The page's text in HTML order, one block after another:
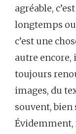
agréable,
longtemps
c’est une
autre encore,
toujours
images, du
souvent,
Évidemment,